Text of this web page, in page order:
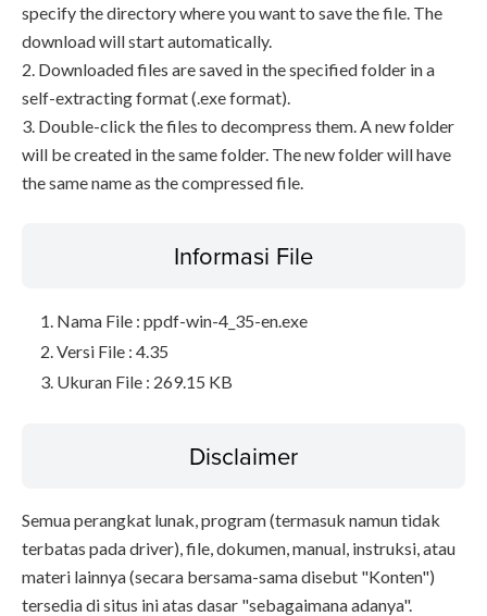
specify the directory where you want to save the file. The
download will start automatically.
2. Downloaded files are saved in the specified folder in a
self-extracting format (.exe format).
3. Double-click the files to decompress them. A new folder
will be created in the same folder. The new folder will have
the same name as the compressed file.
Informasi File
Nama File : ppdf-win-4_35-en.exe
Versi File : 4.35
Ukuran File : 269.15 KB
Disclaimer
Semua perangkat lunak, program (termasuk namun tidak
terbatas pada driver), file, dokumen, manual, instruksi, atau
materi lainnya (secara bersama-sama disebut "Konten")
tersedia di situs ini atas dasar "sebagaimana adanya".